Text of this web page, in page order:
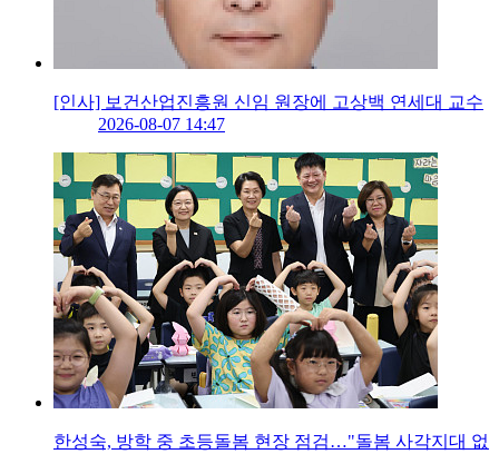
[인사] 보건산업진흥원 신임 원장에 고상백 연세대 교수
2026-08-07 14:47
한성숙, 방학 중 초등돌봄 현장 점검…"돌봄 사각지대 없